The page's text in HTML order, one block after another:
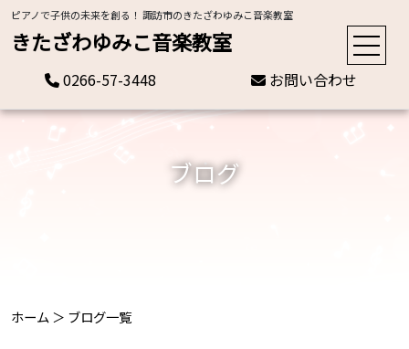
ピアノで子供の未来を創る！ 諏訪市のきたざわゆみこ音楽教室
きたざわゆみこ音楽教室
0266-57-3448 お問い合わせ
ブログ
ホーム ＞ ブログ一覧